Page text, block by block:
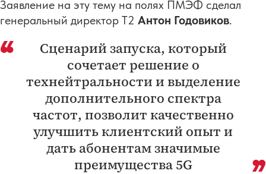
Заявление на эту тему на полях ПМЭФ сделал
генеральный директор Т2 Антон Годовиков.
Сценарий запуска, который
сочетает решение о
технейтральности и выделение
дополнительного спектра
частот, позволит качественно
улучшить клиентский опыт и
дать абонентам значимые
преимущества 5G